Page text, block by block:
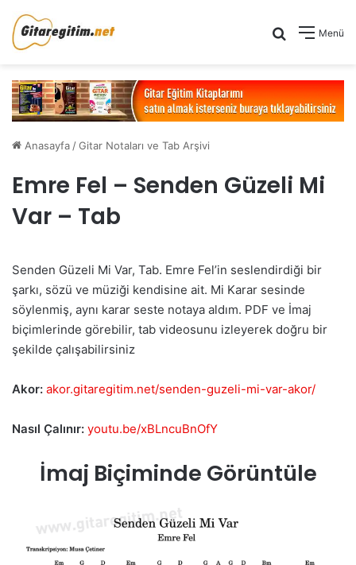
Menü
Arama yap
Anasayfa /Gitar Notaları ve Tab Arşivi
Emre Fel – Senden Güzeli Mi
Var – Tab
Senden Güzeli Mi Var, Tab. Emre Fel’in seslendirdiği bir
şarkı, sözü ve müziği kendisine ait. Mi Karar sesinde
söylenmiş, aynı karar seste notaya aldım. PDF ve İmaj
biçimlerinde görebilir, tab videosunu izleyerek doğru bir
şekilde çalışabilirsiniz
Akor: akor.gitaregitim.net/senden-guzeli-mi-var-akor/
Nasıl Çalınır: youtu.be/xBLncuBnOfY
İmaj Biçiminde Görüntüle